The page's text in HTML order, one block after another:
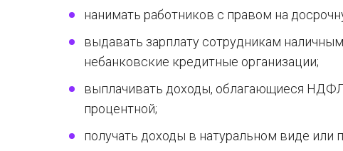
нанимать работников с правом на
выдавать зарплату сотрудникам
небанковские кредитные организации;
выплачивать доходы, облагающиеся
процентной;
получать доходы в натуральном виде или